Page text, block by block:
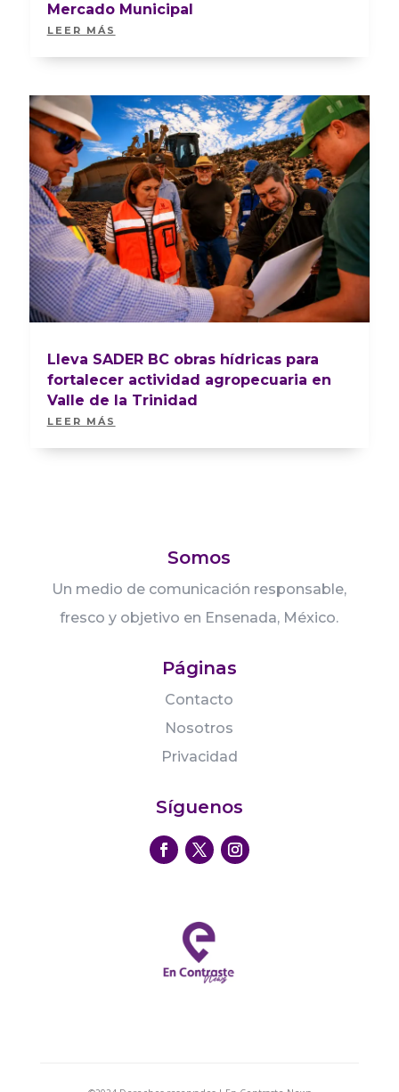
Mercado Municipal
LEER MÁS
Lleva SADER BC obras hídricas para
fortalecer actividad agropecuaria en
Valle de la Trinidad
LEER MÁS
Somos
Un medio de comunicación responsable,
fresco y objetivo en Ensenada, México.
Páginas
Contacto
Nosotros
Privacidad
Síguenos